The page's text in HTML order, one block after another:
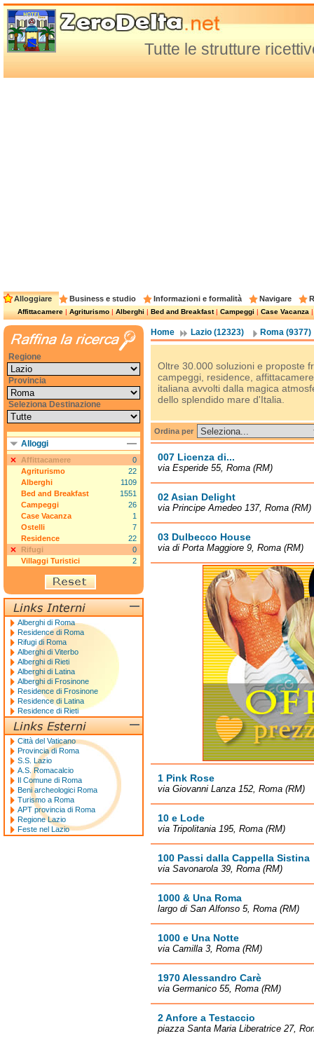
Tutte le strutture
Alloggiare Business e studio Informazioni e formalità Navigare
Affittacamere|Agriturismo|Alberghi|Bed and Breakfast|Campeggi|Case Vacanza
Home Lazio (12323) Roma (9377)
Oltre 30.000 soluzioni e proposte
campeggi, residence,
italiana avvolti dalla magica
dello splendido mare d'Italia.
Ordina per
007 Licenza di...
via Esperide 55, Roma (RM)
02 Asian Delight
via Principe Amedeo 137, Roma (RM)
03 Dulbecco House
via di Porta Maggiore 9, Roma (RM)
1 Pink Rose
via Giovanni Lanza 152, Roma (RM)
10 e Lode
via Tripolitania 195, Roma (RM)
100 Passi dalla Cappella Sistina
via Savonarola 39, Roma (RM)
1000 & Una Roma
largo di San Alfonso 5, Roma (RM)
1000 e Una Notte
via Camilla 3, Roma (RM)
1970 Alessandro Carè
via Germanico 55, Roma (RM)
2 Anfore a Testaccio
piazza Santa Maria Liberatrice 27,
Regione
Provincia
Seleziona Destinazione
Alloggi
Affittacamere
0
Agriturismo
22
Alberghi
1109
Bed and Breakfast
1551
Campeggi
26
Case Vacanza
1
Ostelli
7
Residence
22
Rifugi
0
Villaggi Turistici
2
Alberghi di Roma
Residence di Roma
Rifugi di Roma
Alberghi di Viterbo
Alberghi di Rieti
Alberghi di Latina
Alberghi di Frosinone
Residence di Frosinone
Residence di Latina
Residence di Rieti
Città del Vaticano
Provincia di Roma
S.S. Lazio
A.S. Romacalcio
Il Comune di Roma
Beni archeologici Roma
Turismo a Roma
APT provincia di Roma
Regione Lazio
Feste nel Lazio